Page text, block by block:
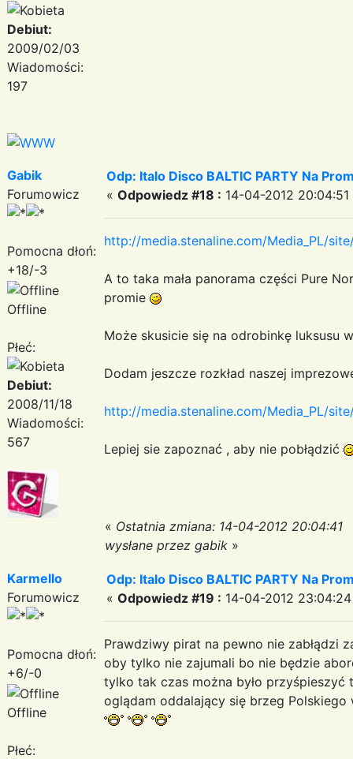
Debiut:
2009/02/03
Wiadomości:
197
Gabik
Forumowicz
Pomocna dłoń:
+18/-3
Offline
Płeć:
Debiut:
2008/11/18
Wiadomości:
567
Odp: Italo Disco BALTIC PARTY Na
« Odpowiedz #18 : 14-04-2012 20:04:51
http://media.stenaline.com/Media_PL/
A to taka mała panorama części Pure
promie
Może skusicie się na odrobinkę luksusu
Dodam jeszcze rozkład naszej
http://media.stenaline.com/Media_PL/
Lepiej sie zapoznać , aby nie pobłądzić
« Ostatnia zmiana: 14-04-2012 20:04:41
wysłane przez gabik »
Karmello
Forumowicz
Pomocna dłoń:
+6/-0
Offline
Płeć:
Odp: Italo Disco BALTIC PARTY Na
« Odpowiedz #19 : 14-04-2012
Prawdziwy pirat na pewno nie zabłądzi
oby tylko nie zajumali bo nie będzie
tylko tak czas można było
oglądam oddalający się brzeg